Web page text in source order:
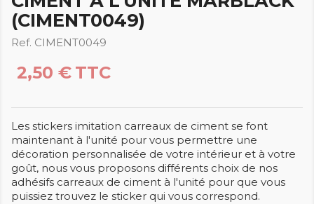
(CIMENT0049)
Ref. CIMENT0049
2,50 € TTC
Les stickers imitation carreaux de ciment se font
maintenant à l'unité pour vous permettre une
décoration personnalisée de votre intérieur et à votre
goût, nous vous proposons différents choix de nos
adhésifs carreaux de ciment à l'unité pour que vous
puissiez trouvez le sticker qui vous correspond.